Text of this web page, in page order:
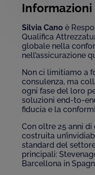
Informazioni
Silvia Cano è
Qualifica
globale nella
nell’assicurazione
Non ci limitiamo a
consulenza, ma
ogni fase del loro
soluzioni end-to-
fiducia e la
Con oltre 25 anni di
costruita
standard del
principali:
Barcellona in